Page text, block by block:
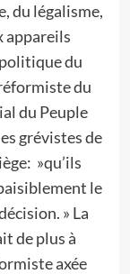
du légalisme,
appareils
du
du
du Peuple
grévistes de
»qu’ils
le
» La
de plus à
axée